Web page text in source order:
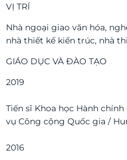
VỊ TRÍ
Nhà ngoại giao văn hóa,
nhà thiết kế kiến ​​trúc, nhà
GIÁO DỤC VÀ ĐÀO TẠO
2019
Tiến sĩ Khoa học Hành
vụ Công cộng Quốc gia /
2016